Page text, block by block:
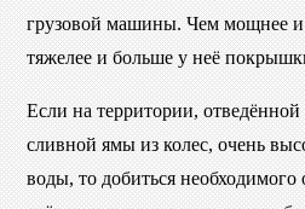
грузовой машины. Чем мощнее
тяжелее и больше у неё
Если на территории, отведённой
сливной ямы из колес, очень
воды, то добиться